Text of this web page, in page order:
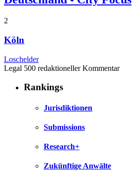
2
Köln
Loschelder
Legal 500 redaktioneller Kommentar
Rankings
Jurisdiktionen
Submissions
Research+
Zukünftige Anwälte